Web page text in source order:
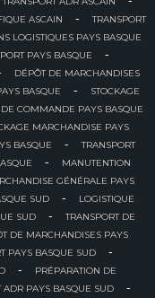
ASCAIN -
TRANSPORT
LOGISTIQUES PAYS BASQUE
PAYS BASQUE -
DÉPÔT DE MARCHANDISES
BASQUE -
STOCKAGE
COMMANDE PAYS BASQUE
MARCHANDISE PAYS
BASQUE -
TRANSPORT
-
MANUTENTION
GÉNÉRALE PAYS
SUD -
LOGISTIQUE
SUD -
TRANSPORT DE
DE MARCHANDISES PAYS
PAYS BASQUE SUD -
-
PRÉPARATION DE
ADR PAYS BASQUE SUD
-